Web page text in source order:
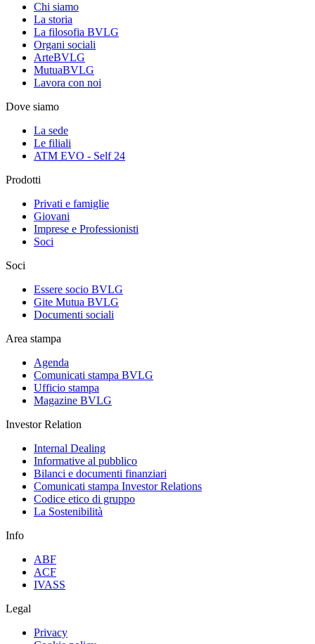
Chi siamo
La storia
La filosofia BVLG
Organi sociali
ArteBVLG
MutuaBVLG
Lavora con noi
Dove siamo
La sede
Le filiali
ATM EVO - Self 24
Prodotti
Privati e famiglie
Giovani
Imprese e Professionisti
Soci
Soci
Essere socio BVLG
Gite Mutua BVLG
Documenti sociali
Area stampa
Agenda
Comunicati stampa BVLG
Ufficio stampa
Magazine BVLG
Investor Relation
Internal Dealing
Informative al pubblico
Bilanci e documenti finanziari
Comunicati stampa Investor Relations
Codice etico di gruppo
La Sostenibilità
Info
ABF
ACF
IVASS
Legal
Privacy